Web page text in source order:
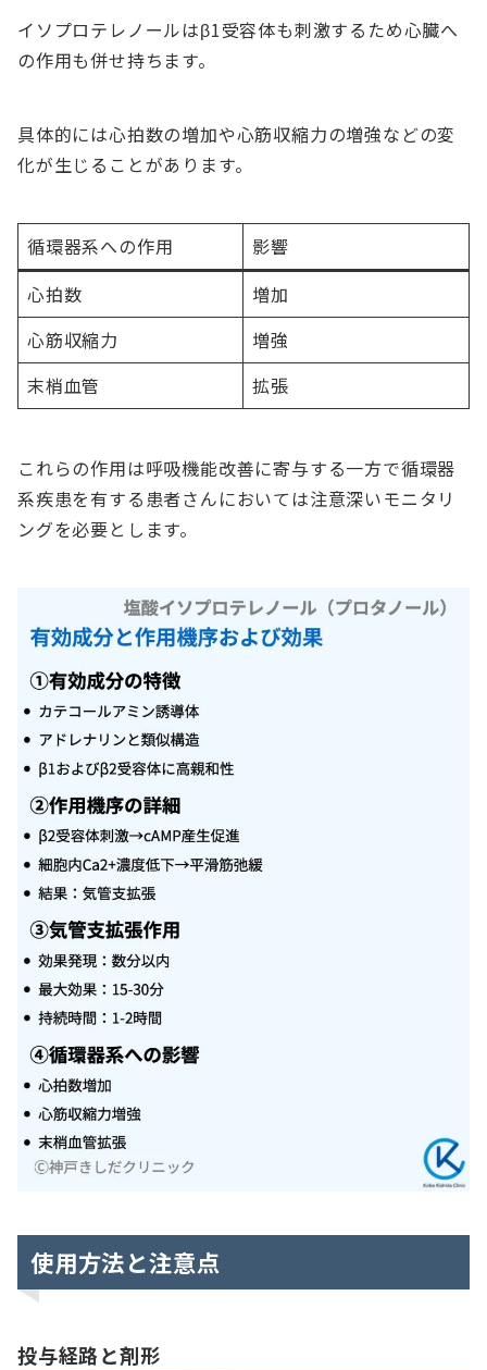
イソプロテレノールはβ1受容体も刺激するため心臓へ
の作用も併せ持ちます。
具体的には心拍数の増加や心筋収縮力の増強などの変
化が生じることがあります。
循環器系への作用
影響
心拍数
増加
心筋収縮力
増強
末梢血管
拡張
これらの作用は呼吸機能改善に寄与する一方で循環器
系疾患を有する患者さんにおいては注意深いモニタリ
ングを必要とします。
使用方法と注意点
投与経路と剤形